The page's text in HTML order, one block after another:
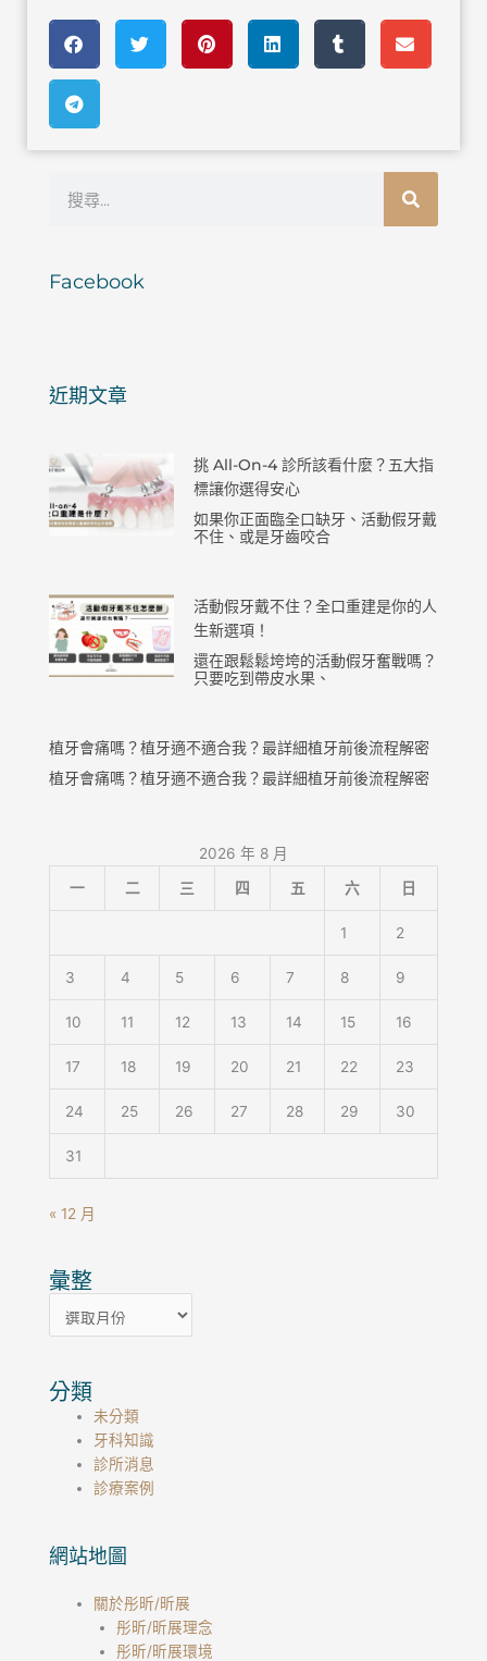
Facebook
近期文章
挑 All-On-4 診所該看什麼？五大指
標讓你選得安心
如果你正面臨全口缺牙、活動假牙戴
不住、或是牙齒咬合
活動假牙戴不住？全口重建是你的人
生新選項！
還在跟鬆鬆垮垮的活動假牙奮戰嗎？
只要吃到帶皮水果、
植牙會痛嗎？植牙適不適合我？最詳細植牙前後流程解密
植牙會痛嗎？植牙適不適合我？最詳細植牙前後流程解密
2026 年 8 月
一
二 三 四 五 六 日
1 2
3 4 5 6 7 8 9
10 11 12 13 14 15 16
17 18 19 20 21 22 23
24 25 26 27 28 29 30
31
« 12 月
彙整
彙
分類
未分類
牙科知識
診所消息
診療案例
網站地圖
關於彤昕/昕展
彤昕/昕展理念
彤昕/昕展環境